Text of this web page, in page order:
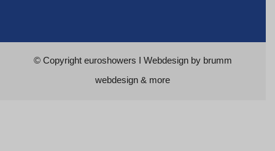
© Copyright euroshowers I Webdesign by brumm
webdesign & more